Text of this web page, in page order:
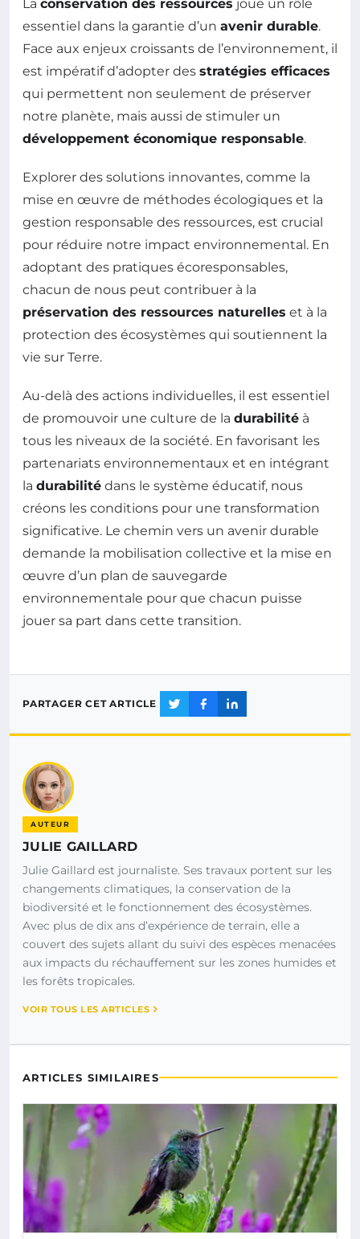
La conservation des ressources joue un rôle
essentiel dans la garantie d’un avenir durable.
Face aux enjeux croissants de l’environnement, il
est impératif d’adopter des stratégies efficaces
qui permettent non seulement de préserver
notre planète, mais aussi de stimuler un
développement économique responsable.
Explorer des solutions innovantes, comme la
mise en œuvre de méthodes écologiques et la
gestion responsable des ressources, est crucial
pour réduire notre impact environnemental. En
adoptant des pratiques écoresponsables,
chacun de nous peut contribuer à la
préservation des ressources naturelles et à la
protection des écosystèmes qui soutiennent la
vie sur Terre.
Au-delà des actions individuelles, il est essentiel
de promouvoir une culture de la durabilité à
tous les niveaux de la société. En favorisant les
partenariats environnementaux et en intégrant
la durabilité dans le système éducatif, nous
créons les conditions pour une transformation
significative. Le chemin vers un avenir durable
demande la mobilisation collective et la mise en
œuvre d’un plan de sauvegarde
environnementale pour que chacun puisse
jouer sa part dans cette transition.
PARTAGER CET ARTICLE
AUTEUR
JULIE GAILLARD
Julie Gaillard est journaliste. Ses travaux portent sur les
changements climatiques, la conservation de la
biodiversité et le fonctionnement des écosystèmes.
Avec plus de dix ans d’expérience de terrain, elle a
couvert des sujets allant du suivi des espèces menacées
aux impacts du réchauffement sur les zones humides et
les forêts tropicales.
VOIR TOUS LES ARTICLES
ARTICLES SIMILAIRES